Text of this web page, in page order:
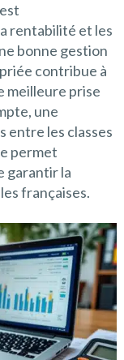
rentabilité et les
bonne gestion
contribue à
meilleure prise
une
entre les classes
permet
garantir la
françaises.